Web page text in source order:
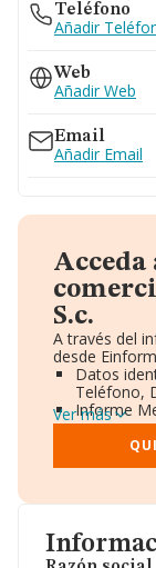
Teléfono
Añadir
Web
Añadir Web
Email
Añadir Email
S.c.
A través del
desde
Datos
Teléfono,
Informe
Gráficos
Consejo
Directivos
Ver más